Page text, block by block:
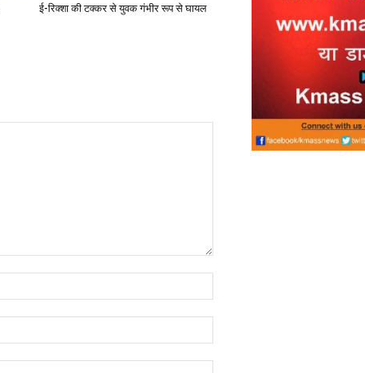
ई-रिक्शा की टक्कर से युवक गंभीर रूप से घायल